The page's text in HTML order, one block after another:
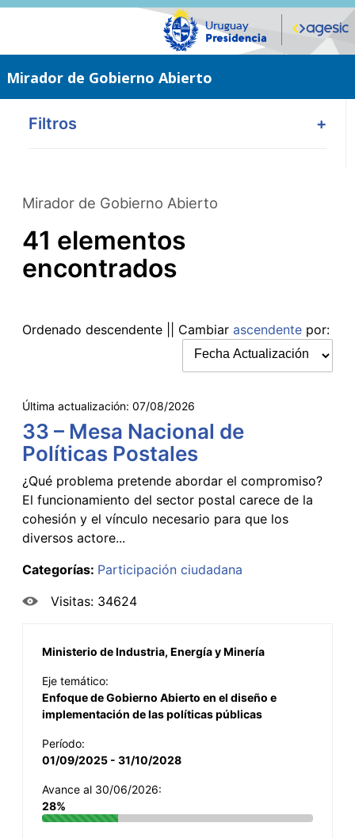
Saltar
Mirador de Gobierno Abierto
Filtros +
Mirador de Gobierno Abierto
41 elementos
encontrados
Ordenado descendente || Cambiar ascendente por:
Última actualización: 07/08/2026
33 – Mesa Nacional de
Políticas Postales
¿Qué problema pretende abordar el compromiso?
El funcionamiento del sector postal carece de la
cohesión y el vínculo necesario para que los
diversos actore...
Categorías: Participación ciudadana
Visitas: 34624
Ministerio de Industria, Energía y Minería
Eje temático:
Enfoque de Gobierno Abierto en el diseño e
implementación de las políticas públicas
Período:
01/09/2025 - 31/10/2028
Avance al 30/06/2026:
28%